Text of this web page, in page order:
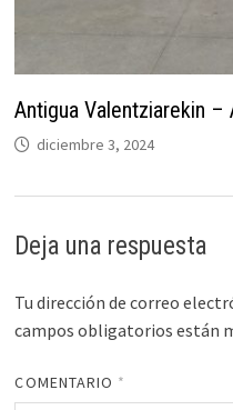
Antigua Valentziarekin –
diciembre 3, 2024
Deja una respuesta
Tu dirección de correo
campos obligatorios están
COMENTARIO *